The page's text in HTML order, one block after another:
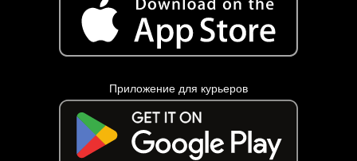
Приложение для курьеров